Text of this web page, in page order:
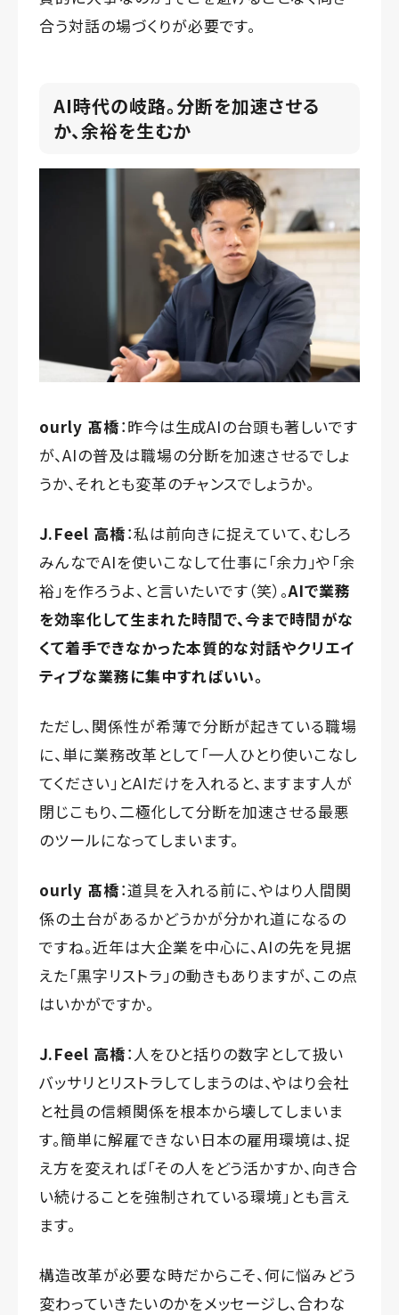
合う対話の場づくりが必要です。
AI時代の岐路。分断を加速させる
か、余裕を生むか
ourly 髙橋：昨今は生成AIの台頭も著しいです
が、AIの普及は職場の分断を加速させるでしょ
うか、それとも変革のチャンスでしょうか。
J.Feel 高橋：私は前向きに捉えていて、むしろ
みんなでAIを使いこなして仕事に「余力」や「余
裕」を作ろうよ、と言いたいです（笑）。AIで業務
を効率化して生まれた時間で、今まで時間がな
くて着手できなかった本質的な対話やクリエイ
ティブな業務に集中すればいい。
ただし、関係性が希薄で分断が起きている職場
に、単に業務改革として「一人ひとり使いこなし
てください」とAIだけを入れると、ますます人が
閉じこもり、二極化して分断を加速させる最悪
のツールになってしまいます。
ourly 髙橋：道具を入れる前に、やはり人間関
係の土台があるかどうかが分かれ道になるの
ですね。近年は大企業を中心に、AIの先を見据
えた「黒字リストラ」の動きもありますが、この点
はいかがですか。
J.Feel 高橋：人をひと括りの数字として扱い
バッサリとリストラしてしまうのは、やはり会社
と社員の信頼関係を根本から壊してしまいま
す。簡単に解雇できない日本の雇用環境は、捉
え方を変えれば「その人をどう活かすか、向き合
い続けることを強制されている環境」とも言え
ます。
構造改革が必要な時だからこそ、何に悩みどう
変わっていきたいのかをメッセージし、合わな